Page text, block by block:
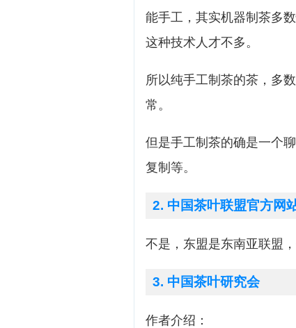
能手工，其实机器制茶多
这种技术人才不多。
所以纯手工制茶的茶，多
常。
但是手工制茶的确是一个
复制等。
2. 中国茶叶联盟官方网
不是，东盟是东南亚联盟
3. 中国茶叶研究会
作者介绍：